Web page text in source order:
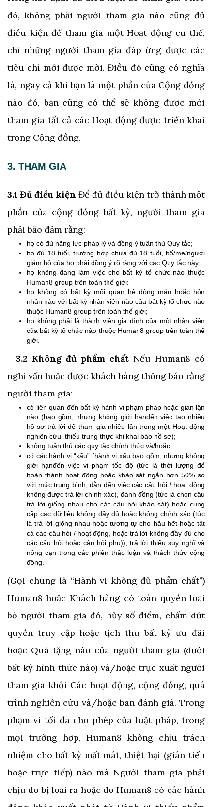
đó, không phải người tham gia nào cũng đủ
điều kiện để tham gia một Hoạt động cụ thể,
chỉ những người tham gia đáp ứng được các
tiêu chí mới được mời. Điều đó cũng có nghĩa
là, ngay cả khi bạn là một phần của Cộng đồng
nào đó, bạn cũng có thể sẽ không được mời
tham gia tất cả các Hoạt động được triển khai
trong Cộng đồng.
3. THAM GIA
3.1 Đủ điều kiện Để đủ điều kiện trở thành một
phần của cộng đồng bất kỳ, người tham gia
phải bảo đảm rằng:
họ có đủ năng lực pháp lý và đồng ý tuân thủ Quy tắc;
họ đủ 18 tuổi, trường hợp chưa đủ 18 tuổi, bố/mẹ/người
giám hộ của họ phải đồng ý rõ ràng với các Quy tắc này;
họ không đang làm việc cho bất kỳ tổ chức nào thuộc
Human8 group trên toàn thế giới;
họ không có bất kỳ mối quan hệ dòng máu hoặc hôn
nhân nào với bất kỳ nhân viên nào của bất kỳ tổ chức nào
thuộc Human8 group trên toàn thế giới;
họ không phải là thành viên gia đình của một nhân viên
của bất kỳ tổ chức nào thuộc Human8 group trên toàn thế
giới.
3.2 Không đủ phẩm chất Nếu Human8 có
nghi vấn hoặc được khách hàng thông báo rằng
người tham gia:
có liên quan đến bất kỳ hành vi phạm pháp hoặc gian lận
nào (bao gồm, nhưng không giới hạnđến việc tạo nhiều
hồ sơ trả lời để tham gia nhiều lần trong một Hoạt động
nghiên cứu, thiếu trung thực khi khai báo hồ sơ);
không tuân thủ các quy tắc chính thức và/hoặc
có các hành vi “xấu” (hành vi xấu bao gồm, nhưng không
giới hạnđến việc vi phạm tốc độ (tức là thời lượng để
hoàn thành hoạt động hoặc khảo sát ngắn hơn 50% so
với mức trung bình, dẫn đến việc các câu hỏi / hoạt động
không được trả lời chính xác), đánh đồng (tức là chọn câu
trả lời giống nhau cho các câu hỏi khảo sát) hoặc cung
cấp các dữ liệu không đầy đủ hoặc không chính xác (tức
là trả lời giống nhau hoặc tương tự cho hầu hết hoặc tất
cả các câu hỏi / hoạt động, hoặc trả lời không đầy đủ cho
các câu hỏi hoặc câu hỏi phụ)), trả lời thiếu suy nghĩ và
nông cạn trong các phiên thảo luận và thách thức cộng
đồng.
(Gọi chung là “Hành vi không đủ phẩm chất”)
Human8 hoặc Khách hàng có toàn quyền loại
bỏ người tham gia đó, hủy số điểm, chấm dứt
quyền truy cập hoặc tịch thu bất kỳ ưu đãi
hoặc Quà tặng nào của người tham gia (dưới
bất kỳ hình thức nào) và/hoặc trục xuất người
tham gia khỏi Các hoạt động, cộng đồng, quá
trình nghiên cứu và/hoặc ban đánh giá. Trong
phạm vi tối đa cho phép của luật pháp, trong
mọi trường hợp, Human8 không chịu trách
nhiệm cho bất kỳ mất mát, thiệt hại (gián tiếp
hoặc trực tiếp) nào mà Người tham gia phải
chịu do bị loại ra hoặc do Human8 có các hành